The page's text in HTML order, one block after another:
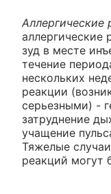
Аллергические
аллергические
зуд в месте
течение
нескольких
реакции
серьезными) -
затруднение
учащение
Тяжелые
реакций